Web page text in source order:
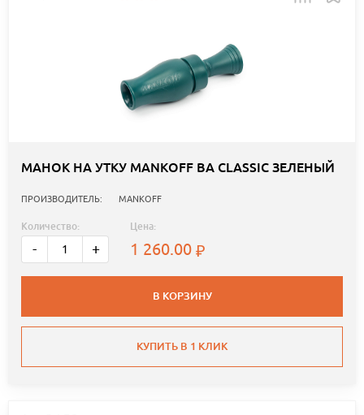
МАНОК НА УТКУ MANKOFF BA CLASSIC ЗЕЛЕНЫЙ
ПРОИЗВОДИТЕЛЬ: MANKOFF
Количество:
- +
Цена:
1 260.00
В КОРЗИНУ
КУПИТЬ В 1 КЛИК